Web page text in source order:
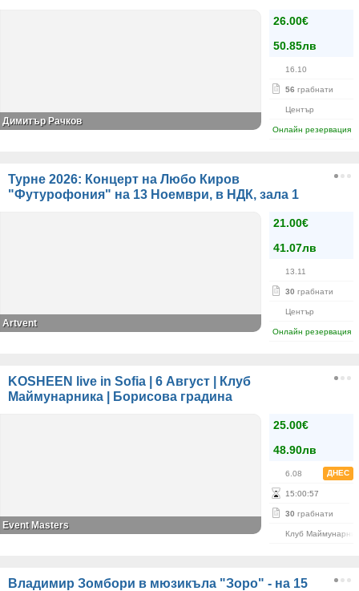
26.00€
50.85лв
16.10
56 грабнати
Център
Онлайн резервация
Димитър Рачков
Турне 2026: Концерт на Любо Киров
"Футурофония" на 13 Ноември, в НДК, зала 1
21.00€
41.07лв
13.11
30 грабнати
Център
Онлайн резервация
Artvent
KOSHEEN live in Sofia | 6 Август | Клуб
Маймунарника | Борисова градина
25.00€
48.90лв
6.08 ДНЕС
15:00:57
30 грабнати
Клуб
Event Masters
Владимир Зомбори в мюзикъла "Зоро" - на 15